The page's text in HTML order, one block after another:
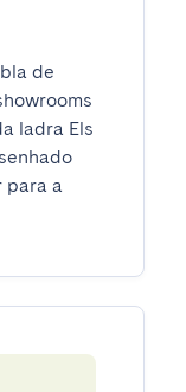
de
ladra Els
para a